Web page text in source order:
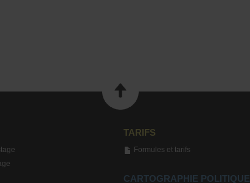
TARIFS
Formules et tarifs
CARTOGRAPHIE POLITIQUE